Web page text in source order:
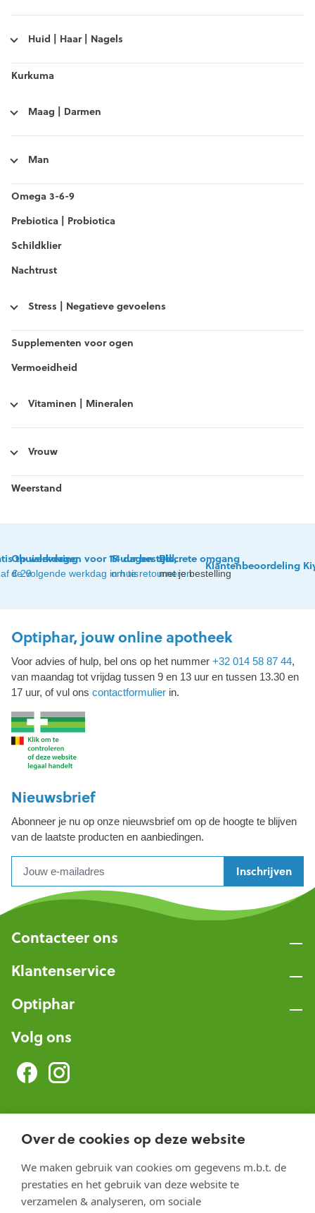
Over de cookies op deze website
We maken gebruik van cookies om gegevens m.b.t. de
prestaties en het gebruik van deze website te
verzamelen & analyseren, om sociale
Huid | Haar | Nagels
Kurkuma
Maag | Darmen
Man
Omega 3-6-9
Prebiotica | Probiotica
Schildklier
Nachtrust
Stress | Negatieve gevoelens
Supplementen voor ogen
Vermoeidheid
Vitaminen | Mineralen
Vrouw
Weerstand
thuislevering
€ 29
Op werkdagen voor 15 uur besteld,
de volgende werkdag in huis
14 dagen tijd
om te retourneren
Discrete omgang
met je bestelling
Klantenbeoordeling
Optiphar, jouw online apotheek
Voor advies of hulp, bel ons op het nummer +32 014 58 87 44,
van maandag tot vrijdag tussen 9 en 13 uur en tussen 13.30 en
17 uur, of vul ons contactformulier in.
Nieuwsbrief
Abonneer je nu op onze nieuwsbrief om op de hoogte te blijven
van de laatste producten en aanbiedingen.
Inschrijven
Contacteer ons
Klantenservice
Optiphar
Volg ons
Optiphar Meerhout
Optiphar Geel - Dr. van de Perrestraat
Optiphar Geel - Antwerpseweg